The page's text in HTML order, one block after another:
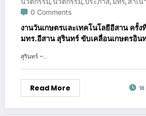
0 Comments
งานวันเกษตรและเทคโนโลยีอีสาน ครั้ง
มทร.อีสาน สุรินทร์ ขับเคลื่อนเกษตรอิน
สุรินทร์ –…
Read More